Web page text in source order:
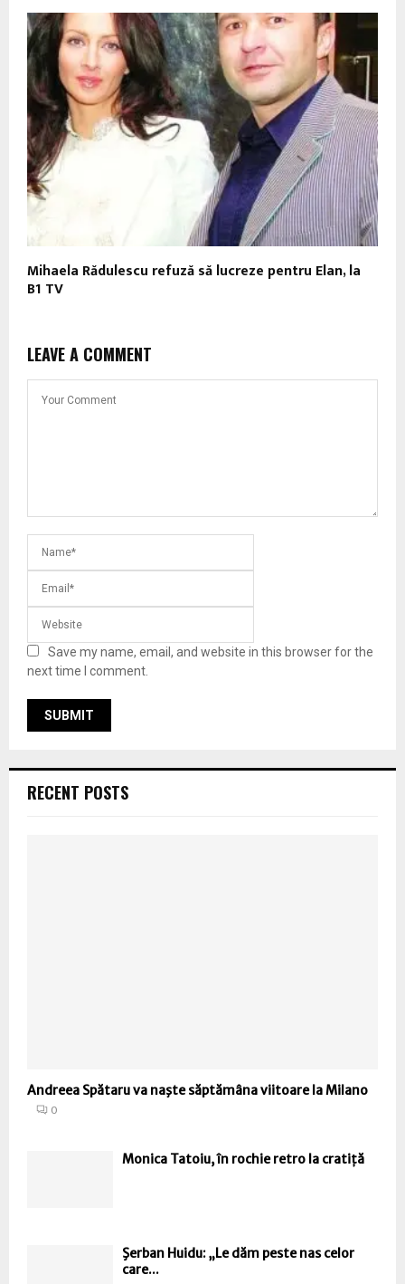
Mihaela Rădulescu refuză să lucreze pentru Elan, la
B1 TV
LEAVE A COMMENT
Save my name, email, and website in this browser for the
next time I comment.
RECENT POSTS
Andreea Spătaru va naşte săptămâna viitoare la Milano
0
Monica Tatoiu, în rochie retro la cratiță
Şerban Huidu: „Le dăm peste nas celor
care...